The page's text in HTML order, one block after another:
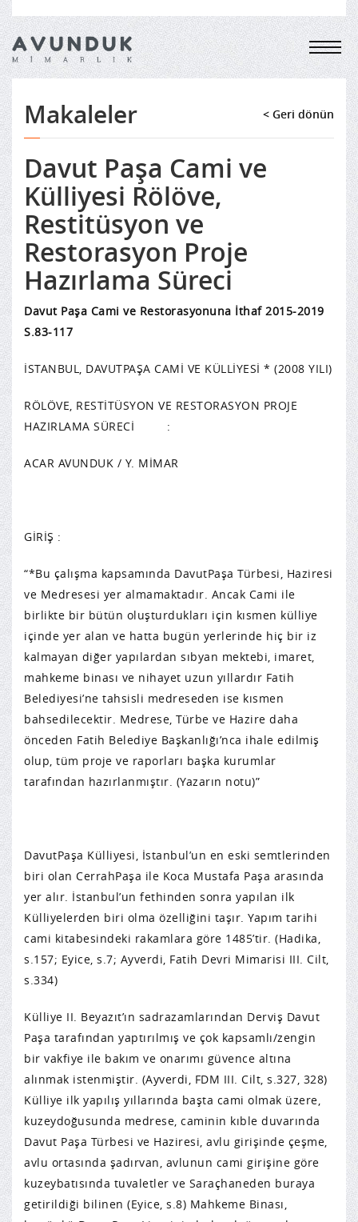
Makaleler < Geri dönün
Davut Paşa Cami ve
Külliyesi Rölöve,
Restitüsyon ve
Restorasyon Proje
Hazırlama Süreci
Davut Paşa Cami ve Restorasyonuna İthaf 2015-2019
S.83-117
İSTANBUL, DAVUTPAŞA CAMİ VE KÜLLİYESİ * (2008 YILI)
RÖLÖVE, RESTİTÜSYON VE RESTORASYON PROJE
HAZIRLAMA SÜRECİ :
ACAR AVUNDUK / Y. MİMAR
GİRİŞ :
“*Bu çalışma kapsamında DavutPaşa Türbesi, Haziresi
ve Medresesi yer almamaktadır. Ancak Cami ile
birlikte bir bütün oluşturdukları için kısmen külliye
içinde yer alan ve hatta bugün yerlerinde hiç bir iz
kalmayan diğer yapılardan sıbyan mektebi, imaret,
mahkeme binası ve nihayet uzun yıllardır Fatih
Belediyesi’ne tahsisli medreseden ise kısmen
bahsedilecektir. Medrese, Türbe ve Hazire daha
önceden Fatih Belediye Başkanlığı’nca ihale edilmiş
olup, tüm proje ve raporları başka kurumlar
tarafından hazırlanmıştır. (Yazarın notu)”
DavutPaşa Külliyesi, İstanbul’un en eski semtlerinden
biri olan CerrahPaşa ile Koca Mustafa Paşa arasında
yer alır. İstanbul’un fethinden sonra yapılan ilk
Külliyelerden biri olma özelliğini taşır. Yapım tarihi
cami kitabesindeki rakamlara göre 1485’tir. (Hadika,
s.157; Eyice, s.7; Ayverdi, Fatih Devri Mimarisi III. Cilt,
s.334)
Külliye II. Beyazıt’ın sadrazamlarından Derviş Davut
Paşa tarafından yaptırılmış ve çok kapsamlı/zengin
bir vakfiye ile bakım ve onarımı güvence altına
alınmak istenmiştir. (Ayverdi, FDM III. Cilt, s.327, 328)
Külliye ilk yapılış yıllarında başta cami olmak üzere,
kuzeydoğusunda medrese, caminin kıble duvarında
Davut Paşa Türbesi ve Haziresi, avlu girişinde çeşme,
avlu ortasında şadırvan, avlunun cami girişine göre
kuzeybatısında tuvaletler ve Saraçhaneden buraya
getirildiği bilinen (Eyice, s.8) Mahkeme Binası,